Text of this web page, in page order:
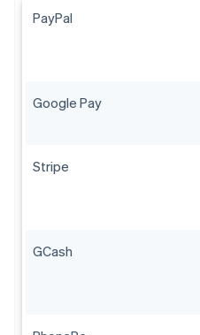
PayPal
Google Pay
Stripe
GCash